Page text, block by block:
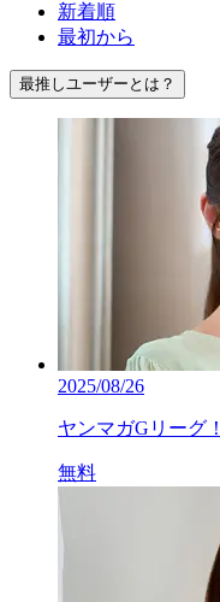
新着順
最初から
最推しユーザーとは？
2025/08/26
ヤンマガGリーグ
無料